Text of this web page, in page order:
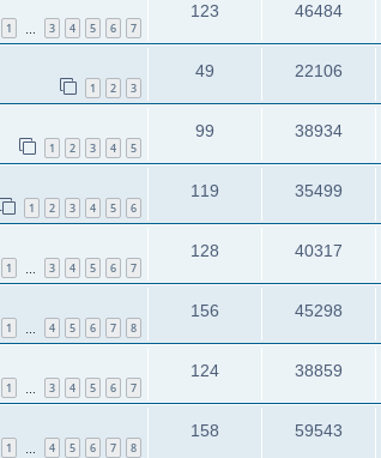
1 3 4 5 6 7
123 46484
1 2 3
49 22106
1 2 3 4 5
99 38934
1 2 3 4 5 6
119 35499
1 3 4 5 6 7
128 40317
1 4 5 6 7 8
156 45298
1 3 4 5 6 7
124 38859
1 4 5 6 7 8
158 59543